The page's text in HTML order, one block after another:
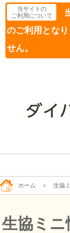
当サイトの
ご利用について
のご利用とな
せん。
ホーム ＞ 生協
生協ミニ